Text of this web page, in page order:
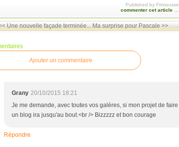
Published by Frimousse
commenter cet article
Une nouvelle façade terminée... Ma surprise pour Pascale >>
Ajouter un commentaire
Grany 20/10/2015 18:21
Je me demande, avec toutes vos galères, si mon projet de faire
un blog ira jusqu'au bout.<br /> Bizzzzz et bon courage
Répondre